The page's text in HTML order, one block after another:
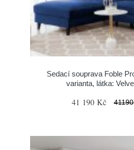
Sedací souprava Foble
varianta, látka:
41 190 Kč